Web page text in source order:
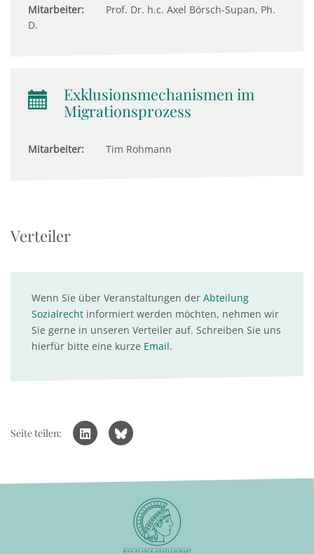
Mitarbeiter:
Prof. Dr. h.c. Axel Börsch-Supan, Ph.
D.
Exklusionsmechanismen im
Migrationsprozess
Mitarbeiter: Tim Rohmann
Verteiler
Wenn Sie über Veranstaltungen der Abteilung
Sozialrecht informiert werden möchten, nehmen wir
Sie gerne in unseren Verteiler auf. Schreiben Sie uns
hierfür bitte eine kurze Email.
Seite teilen: